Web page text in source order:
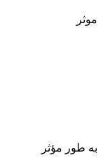
موثر
به طور مؤثر